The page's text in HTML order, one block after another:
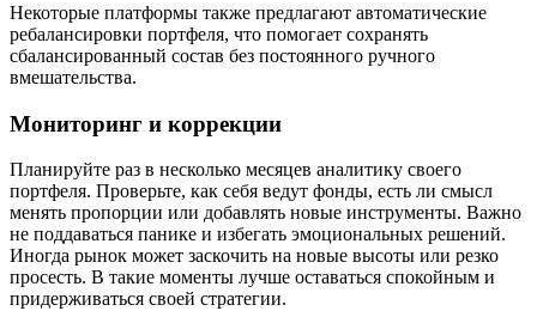
Некоторые платформы также предлагают автоматические
ребалансировки портфеля, что помогает сохранять
сбалансированный состав без постоянного ручного
вмешательства.
Мониторинг и коррекции
Планируйте раз в несколько месяцев аналитику своего
портфеля. Проверьте, как себя ведут фонды, есть ли смысл
менять пропорции или добавлять новые инструменты. Важно
не поддаваться панике и избегать эмоциональных решений.
Иногда рынок может заскочить на новые высоты или резко
просесть. В такие моменты лучше оставаться спокойным и
придерживаться своей стратегии.